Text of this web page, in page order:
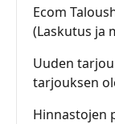
Ecom
(Laskutus ja
Uuden
tarjouksen
Hinnastojen